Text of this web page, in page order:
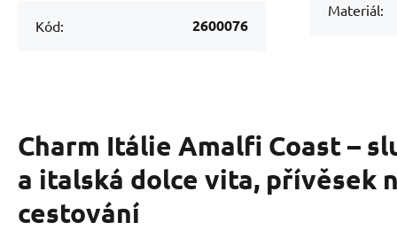
Kód: 2600076
Materiál:
Charm Itálie Amalfi Coast –
a italská dolce vita, přívěsek
cestování